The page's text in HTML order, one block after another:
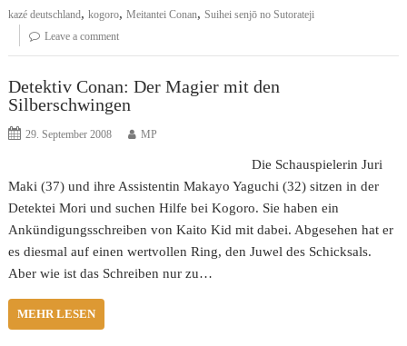
kazé deutschland,kogoro,Meitantei Conan,Suihei senjō no Sutorateji
Leave a comment
Detektiv Conan: Der Magier mit den
Silberschwingen
29. September 2008 MP
Die Schauspielerin Juri
Maki (37) und ihre Assistentin Makayo Yaguchi (32) sitzen in der
Detektei Mori und suchen Hilfe bei Kogoro. Sie haben ein
Ankündigungsschreiben von Kaito Kid mit dabei. Abgesehen hat er
es diesmal auf einen wertvollen Ring, den Juwel des Schicksals.
Aber wie ist das Schreiben nur zu…
MEHR LESEN